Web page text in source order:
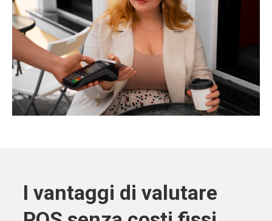
I vantaggi di valutare